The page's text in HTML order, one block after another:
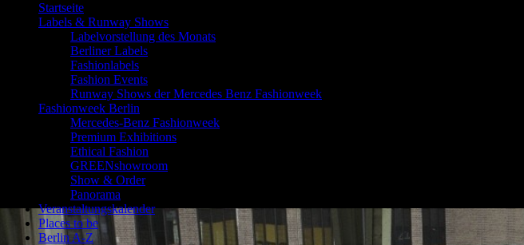
Startseite
Labels & Runway Shows
Labelvorstellung des Monats
Berliner Labels
Fashionlabels
Fashion Events
Runway Shows der Mercedes Benz Fashionweek
Fashionweek Berlin
Mercedes-Benz Fashionweek
Premium Exhibitions
Ethical Fashion
GREENshowroom
Show & Order
Panorama
Veranstaltungskalender
Places to be
Berlin A-Z